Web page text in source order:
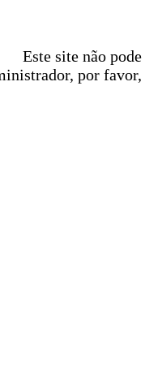
Este site não
por